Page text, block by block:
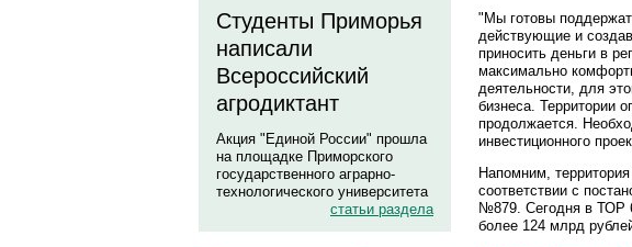
Студенты Приморья
написали
Всероссийский
агродиктант
Акция "Единой России" прошла
на площадке Приморского
государственного аграрно-
технологического университета
статьи раздела
"Мы готовы
действующие и
приносить деньги в
максимально
деятельности, для
бизнеса. Территории
продолжается.
инвестиционного
Напомним,
соответствии с
№879. Сегодня в ТОР
более 124 млрд